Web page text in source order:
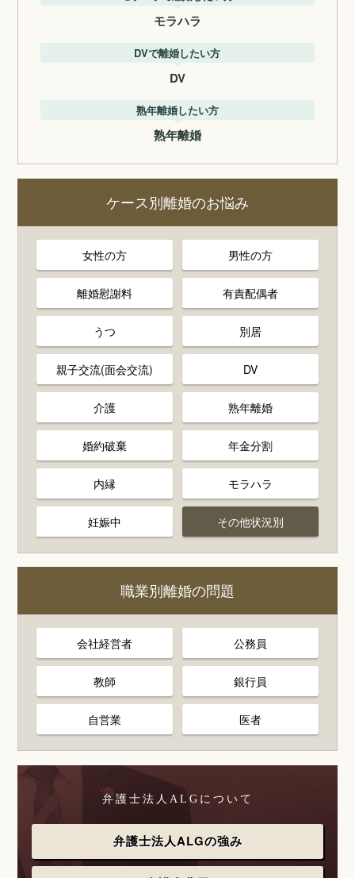
モラハラ
DVで離婚したい方
DV
熟年離婚したい方
熟年離婚
ケース別離婚のお悩み
女性の方 男性の方
離婚慰謝料 有責配偶者
うつ 別居
親子交流(面会交流) DV
介護 熟年離婚
婚約破棄 年金分割
内縁 モラハラ
妊娠中 その他状況別
職業別離婚の問題
会社経営者 公務員
教師 銀行員
自営業 医者
弁護士法人ALGについて
弁護士法人ALGの強み